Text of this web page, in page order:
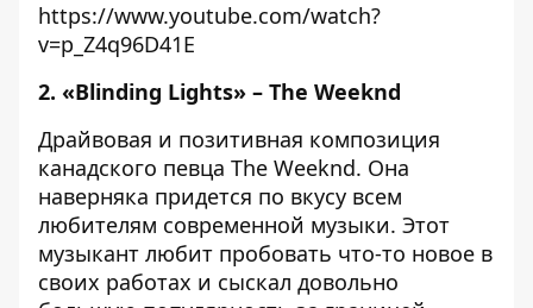
https://www.youtube.com/watch?
v=p_Z4q96D41E
2. «Blinding Lights» – The Weeknd
Драйвовая и позитивная композиция
канадского певца The Weeknd. Она
наверняка придется по вкусу всем
любителям современной музыки. Этот
музыкант любит пробовать что-то новое в
своих работах и сыскал довольно